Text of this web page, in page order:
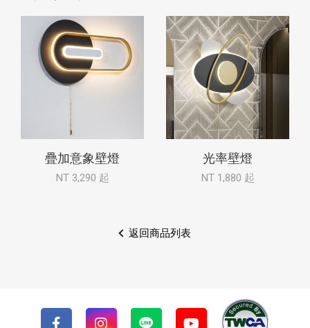
疊加意象壁燈
NT 3,290 起
光率壁燈
NT 1,880 起
返回商品列表